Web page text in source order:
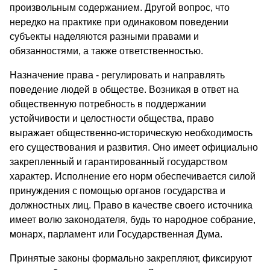
произвольным содержанием. Другой вопрос, что
нередко на практике при одинаковом поведении
субъекты наделяются разными правами и
обязанностями, а также ответственностью.
Назначение права - регулировать и направлять
поведение людей в обществе. Возникая в ответ на
общественную потребность в поддержании
устойчивости и целостности общества, право
выражает общественно-историческую необходимость
его существования и развития. Оно имеет официально
закрепленный и гарантированный государством
характер. Исполнение его норм обеспечивается силой
принуждения с помощью органов государства и
должностных лиц. Право в качестве своего источника
имеет волю законодателя, будь то народное собрание,
монарх, парламент или Государственная Дума.
Принятые законы формально закрепляют, фиксируют